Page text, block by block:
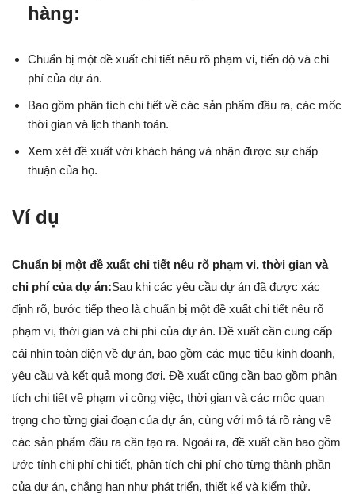
hàng:
Chuẩn bị một đề xuất chi tiết nêu rõ phạm vi, tiến độ và chi
phí của dự án.
Bao gồm phân tích chi tiết về các sản phẩm đầu ra, các mốc
thời gian và lịch thanh toán.
Xem xét đề xuất với khách hàng và nhận được sự chấp
thuận của họ.
Ví dụ
Chuẩn bị một đề xuất chi tiết nêu rõ phạm vi, thời gian và
chi phí của dự án:Sau khi các yêu cầu dự án đã được xác
định rõ, bước tiếp theo là chuẩn bị một đề xuất chi tiết nêu rõ
phạm vi, thời gian và chi phí của dự án. Đề xuất cần cung cấp
cái nhìn toàn diện về dự án, bao gồm các mục tiêu kinh doanh,
yêu cầu và kết quả mong đợi. Đề xuất cũng cần bao gồm phân
tích chi tiết về phạm vi công việc, thời gian và các mốc quan
trọng cho từng giai đoạn của dự án, cùng với mô tả rõ ràng về
các sản phẩm đầu ra cần tạo ra. Ngoài ra, đề xuất cần bao gồm
ước tính chi phí chi tiết, phân tích chi phí cho từng thành phần
của dự án, chẳng hạn như phát triển, thiết kế và kiểm thử.